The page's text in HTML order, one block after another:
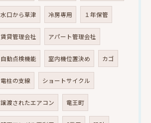
水口から草津 冷房専用 １年保管
賃貸管理会社 アパート管理会社
自動点検機能 室内機位置決め カゴ
電柱の支線 ショートサイクル
譲渡されたエアコン 竜王町